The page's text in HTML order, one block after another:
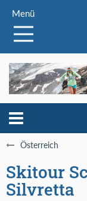
Menü
Österreich
Skitour
Silvretta